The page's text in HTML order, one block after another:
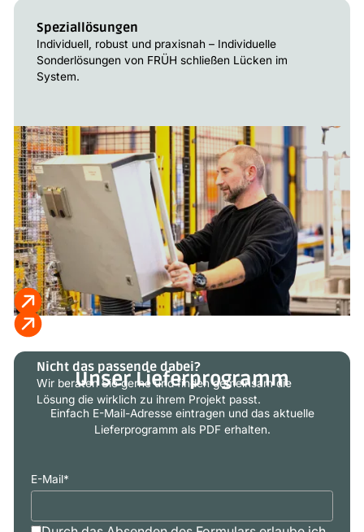
Speziallösungen
Individuell, robust und praxisnah – Individuelle
Sonderlösungen von FRÜH schließen Lücken im
System.
Nicht das passende dabei?
Wir beraten Sie gerne und finden gemeinsam die
Lösung die wirklich zu ihrem Projekt passt.
Unser Lieferprogramm
Einfach E-Mail-Adresse eintragen und das aktuelle
Lieferprogramm als PDF erhalten.
E-Mail*